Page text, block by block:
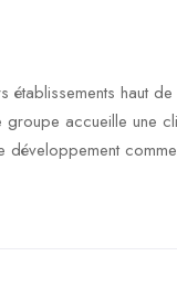
établissements haut
accueille une
développement